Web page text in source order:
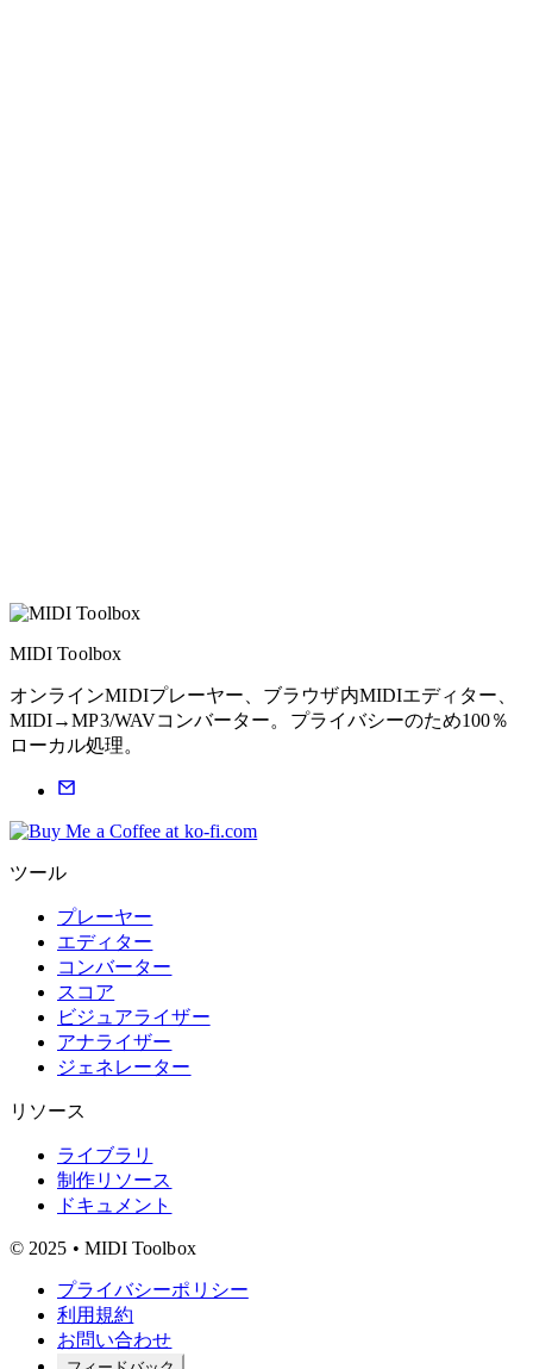
MIDI Toolbox
オンラインMIDIプレーヤー、ブラウザ内MIDIエディター、
MIDI→MP3/WAVコンバーター。プライバシーのため100％
ローカル処理。
ツール
プレーヤー
エディター
コンバーター
スコア
ビジュアライザー
アナライザー
ジェネレーター
リソース
ライブラリ
制作リソース
ドキュメント
© 2025 • MIDI Toolbox
プライバシーポリシー
利用規約
お問い合わせ